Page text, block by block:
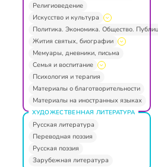
Религиоведение
Искусство и культура
Политика. Экономика. Общество.
Жития святых, биографии
Мемуары, дневники, письма
Семья и воспитание
Психология и терапия
Материалы о благотворительности
Материалы на иностранных языках
ХУДОЖЕСТВЕННАЯ ЛИТЕРАТУРА
Русская литература
Переводная поэзия
Русская поэзия
Зарубежная литература